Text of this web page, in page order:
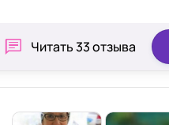
Читать33 отзыва